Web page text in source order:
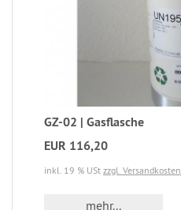
GZ-02 | Gasflasche
EUR 116,20
inkl. 19 % USt zzgl. Versandkosten
mehr...